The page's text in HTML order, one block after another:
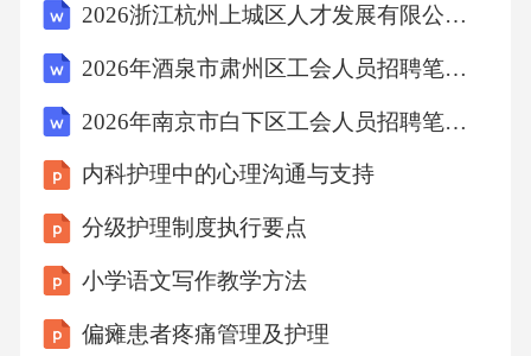
2026浙江杭州上城区人才发展有限公司招聘（派遣）3人考试参考题库及答案详解
2026年酒泉市肃州区工会人员招聘笔试备考试题及答案详解
2026年南京市白下区工会人员招聘笔试备考题库及答案详解
内科护理中的心理沟通与支持
分级护理制度执行要点
小学语文写作教学方法
偏瘫患者疼痛管理及护理